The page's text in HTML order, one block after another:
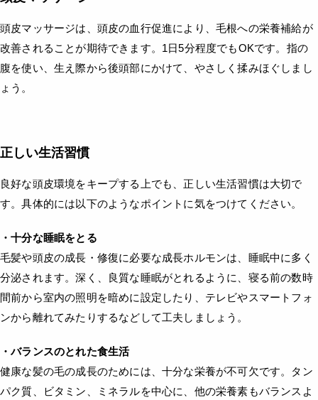
頭皮マッサージは、頭皮の血行促進により、毛根への栄養補給が
改善されることが期待できます。1日5分程度でもOKです。指の
腹を使い、生え際から後頭部にかけて、やさしく揉みほぐしまし
ょう。
正しい生活習慣
良好な頭皮環境をキープする上でも、正しい生活習慣は大切で
す。具体的には以下のようなポイントに気をつけてください。
・十分な睡眠をとる
毛髪や頭皮の成長・修復に必要な成長ホルモンは、睡眠中に多く
分泌されます。深く、良質な睡眠がとれるように、寝る前の数時
間前から室内の照明を暗めに設定したり、テレビやスマートフォ
ンから離れてみたりするなどして工夫しましょう。
・バランスのとれた食生活
健康な髪の毛の成長のためには、十分な栄養が不可欠です。タン
パク質、ビタミン、ミネラルを中心に、他の栄養素もバランスよ